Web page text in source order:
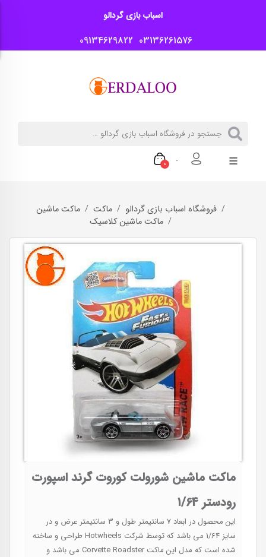
اسباب بازی گردالو
03136261576
09134629822
0
فروشگاه اسباب بازی گردالو ماکت
ماکت ماشین
ماکت ماشین کلاسیک
ماکت ماشین شورولت کوروت گرند اسپورت
رودستر 1/64
این محصول در ابعاد 7 سانتیمتر طول و 3 سانتیمتر عرض و در
سایز 1/64 می باشد که توسط شرکت Hotwheels طراحی و ساخته
شده است که مدل این ماکت Corvette Roadster می باشد و